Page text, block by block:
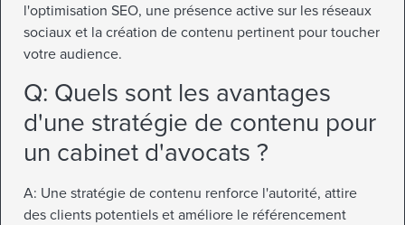
l'optimisation SEO, une présence active sur les réseaux
sociaux et la création de contenu pertinent pour toucher
votre audience.
Q: Quels sont les avantages
d'une stratégie de contenu pour
un cabinet d'avocats ?
A: Une stratégie de contenu renforce l'autorité, attire
des clients potentiels et améliore le référencement